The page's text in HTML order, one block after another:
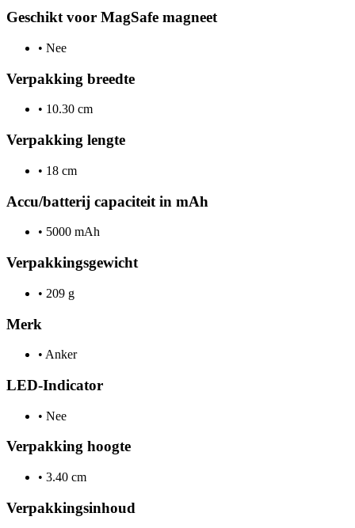
Geschikt voor MagSafe magneet
• Nee
Verpakking breedte
• 10.30 cm
Verpakking lengte
• 18 cm
Accu/batterij capaciteit in mAh
• 5000 mAh
Verpakkingsgewicht
• 209 g
Merk
• Anker
LED-Indicator
• Nee
Verpakking hoogte
• 3.40 cm
Verpakkingsinhoud